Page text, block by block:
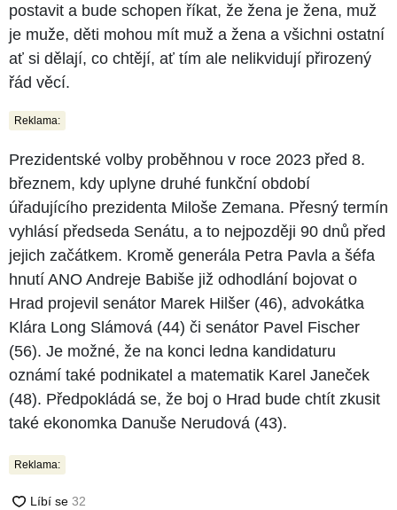
postavit a bude schopen říkat, že žena je žena, muž
je muže, děti mohou mít muž a žena a všichni ostatní
ať si dělají, co chtějí, ať tím ale nelikvidují přirozený
řád věcí.
Reklama:
Prezidentské volby proběhnou v roce 2023 před 8.
březnem, kdy uplyne druhé funkční období
úřadujícího prezidenta Miloše Zemana. Přesný termín
vyhlásí předseda Senátu, a to nejpozději 90 dnů před
jejich začátkem. Kromě generála Petra Pavla a šéfa
hnutí ANO Andreje Babiše již odhodlání bojovat o
Hrad projevil senátor Marek Hilšer (46), advokátka
Klára Long Slámová (44) či senátor Pavel Fischer
(56). Je možné, že na konci ledna kandidaturu
oznámí také podnikatel a matematik Karel Janeček
(48). Předpokládá se, že boj o Hrad bude chtít zkusit
také ekonomka Danuše Nerudová (43).
Reklama: